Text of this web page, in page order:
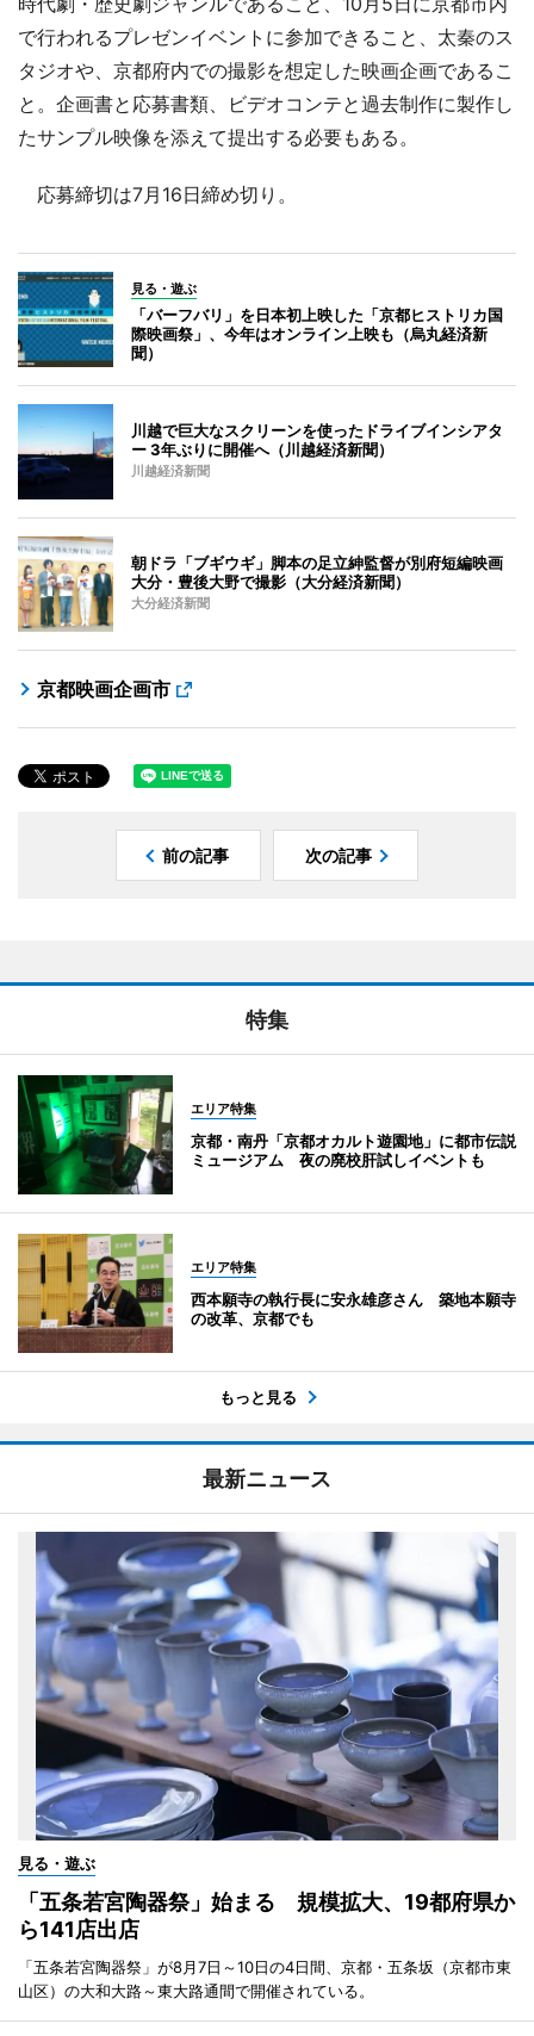
で行われるプレゼンイベントに参加できること、太秦のス
タジオや、京都府内での撮影を想定した映画企画であるこ
と。企画書と応募書類、ビデオコンテと過去制作に製作し
たサンプル映像を添えて提出する必要もある。
応募締切は7月16日締め切り。
見る・遊ぶ
「バーフバリ」を日本初上映した「京都ヒストリカ国
際映画祭」、今年はオンライン上映も（烏丸経済新
聞）
川越で巨大なスクリーンを使ったドライブインシアタ
ー 3年ぶりに開催へ（川越経済新聞）
川越経済新聞
朝ドラ「ブギウギ」脚本の足立紳監督が別府短編映画
大分・豊後大野で撮影（大分経済新聞）
大分経済新聞
京都映画企画市
前の記事 次の記事
特集
エリア特集
京都・南丹「京都オカルト遊園地」に都市伝説
ミュージアム 夜の廃校肝試しイベントも
エリア特集
西本願寺の執行長に安永雄彦さん 築地本願寺
の改革、京都でも
もっと見る
最新ニュース
見る・遊ぶ
「五条若宮陶器祭」始まる 規模拡大、19都府県か
ら141店出店
「五条若宮陶器祭」が8月7日～10日の4日間、京都・五条坂（京都市東
山区）の大和大路～東大路通間で開催されている。